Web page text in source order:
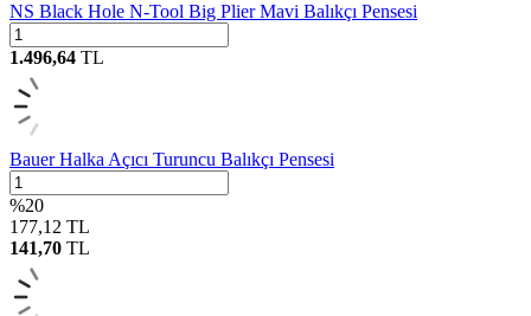
NS Black Hole N-Tool Big Plier Mavi Balıkçı Pensesi
1.496,64 TL
Bauer Halka Açıcı Turuncu Balıkçı Pensesi
%20
177,12 TL
141,70 TL